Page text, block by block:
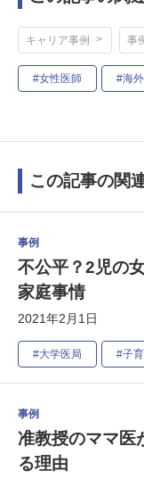
キャリア事例 事
#女性医師 #海外
この記事の関
事例
不公平？2児の
家庭事情
2021年2月1日
#大学医局 #子
事例
准教授のママ医
る理由